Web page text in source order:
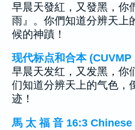
早晨天發紅，又發黑，你
雨』。你們知道分辨天上
候的神蹟！
现代标点和合本
早晨天发红，又发黑，你
们知道分辨天上的气色，
迹！
馬 太 福 音 16:3